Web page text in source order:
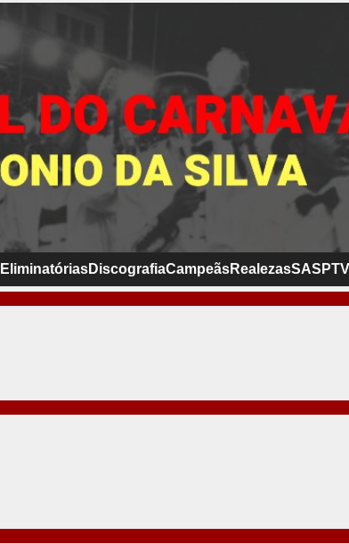
EliminatóriasDiscografiaCampeãsRealezasSASP